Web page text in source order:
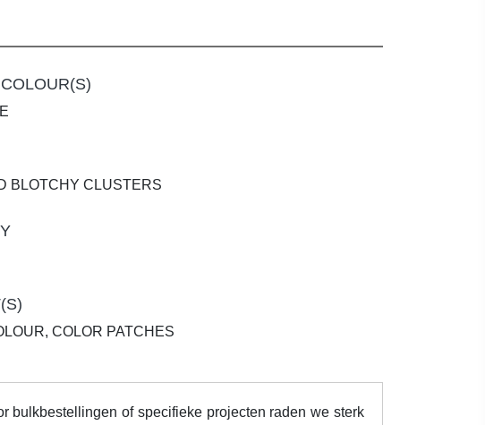
BLOTCHY CLUSTERS
COLOR PATCHES
bulkbestellingen of specifieke projecten raden we sterk